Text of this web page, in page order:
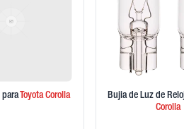
para ToyotaCorolla Bujia de Luz de Reloj
Corolla